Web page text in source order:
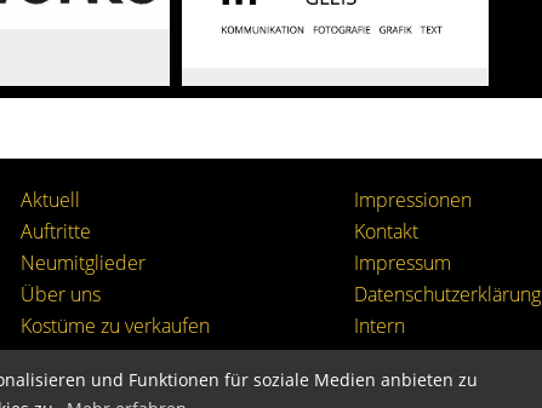
und Funktionen für soziale Medien anbieten zu
Aktuell
Impressionen
Auftritte
Kontakt
Neumitglieder
Impressum
Über uns
Datenschutzerklärung
Kostüme zu verkaufen
Intern